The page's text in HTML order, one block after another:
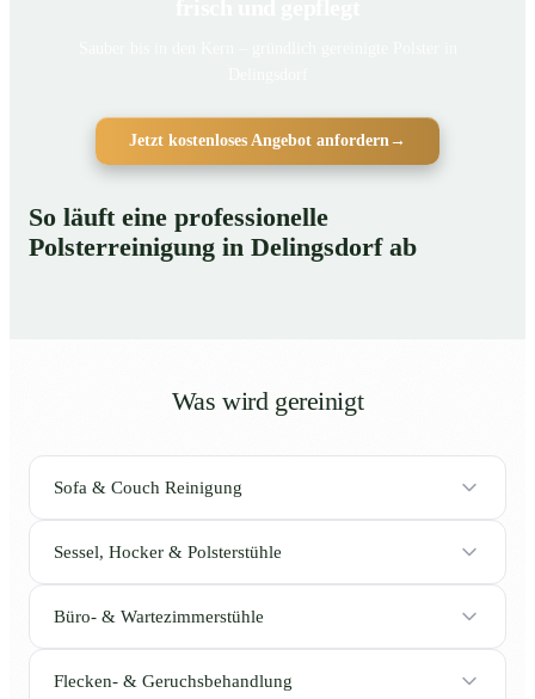
Jetzt kostenloses Angebot anfordern→
So läuft eine professionelle
Polsterreinigung in Delingsdorf ab
Was wird gereinigt
Sofa & Couch Reinigung
Sessel, Hocker & Polsterstühle
Büro- & Wartezimmerstühle
Flecken- & Geruchsbehandlung